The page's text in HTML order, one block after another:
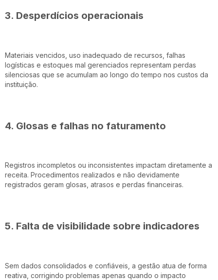
3. Desperdícios operacionais
Materiais vencidos, uso inadequado de recursos, falhas
logísticas e estoques mal gerenciados representam perdas
silenciosas que se acumulam ao longo do tempo nos custos da
instituição.
4. Glosas e falhas no faturamento
Registros incompletos ou inconsistentes impactam diretamente a
receita. Procedimentos realizados e não devidamente
registrados geram glosas, atrasos e perdas financeiras.
5. Falta de visibilidade sobre indicadores
Sem dados consolidados e confiáveis, a gestão atua de forma
reativa, corrigindo problemas apenas quando o impacto